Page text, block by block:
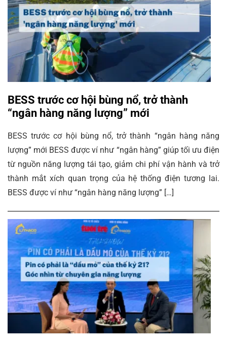
BESS trước cơ hội bùng nổ, trở thành
“ngân hàng năng lượng” mới
BESS trước cơ hội bùng nổ, trở thành “ngân hàng năng
lượng” mới BESS được ví như “ngân hàng” giúp tối ưu điện
từ nguồn năng lượng tái tạo, giảm chi phí vận hành và trở
thành mắt xích quan trọng của hệ thống điện tương lai.
BESS được ví như “ngân hàng năng lượng” […]